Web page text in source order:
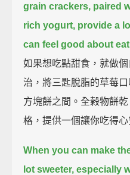
grain crackers, paired
rich yogurt, provide a
can feel good about
如果想吃點甜食，就做
治，將三匙脫脂的草莓
方塊餅之間。全榖物餅
格，提供一個讓你吃得
When you can make
lot sweeter, especially